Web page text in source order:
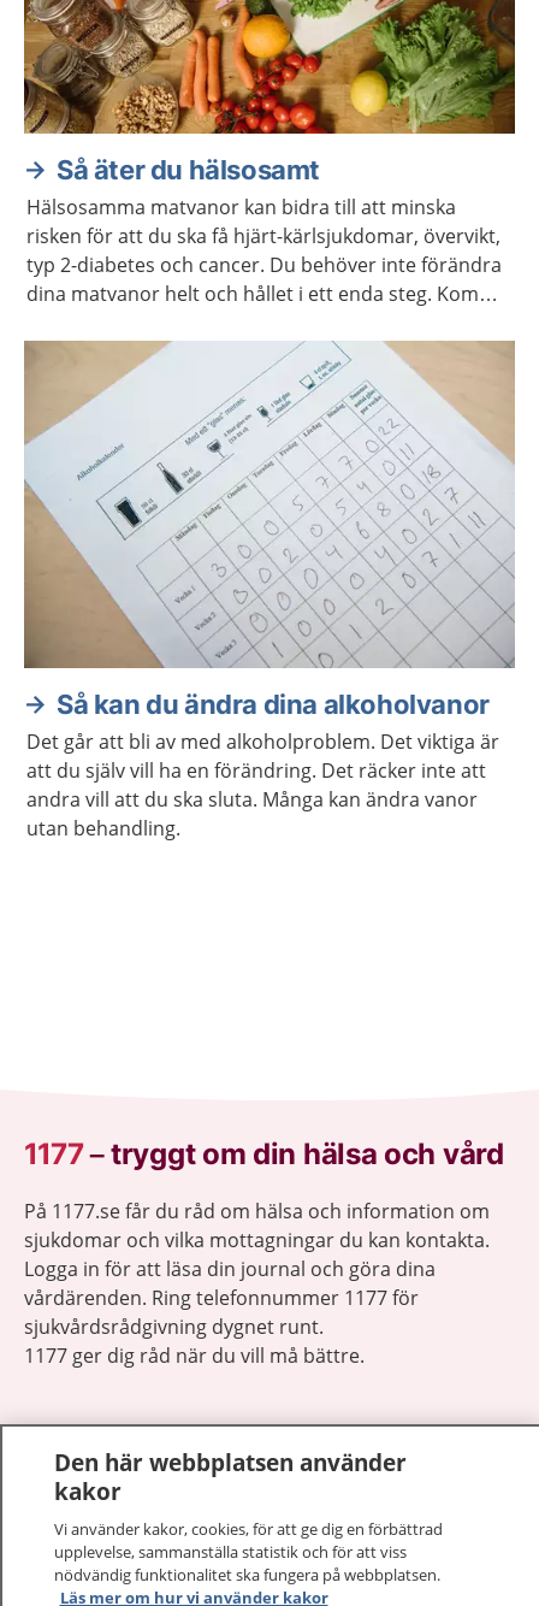
Så äter du hälsosamt
Hälsosamma matvanor kan bidra till att minska
risken för att du ska få hjärt-kärlsjukdomar, övervikt,
typ 2-diabetes och cancer. Du behöver inte förändra
dina matvanor helt och hållet i ett enda steg. Kom
Så kan du ändra dina alkoholvanor
Det går att bli av med alkoholproblem. Det viktiga är
att du själv vill ha en förändring. Det räcker inte att
andra vill att du ska sluta. Många kan ändra vanor
utan behandling.
1177–tryggt om din hälsa och vård
På 1177.se får du råd om hälsa och information om
sjukdomar och vilka mottagningar du kan kontakta.
Logga in för att läsa din journal och göra dina
vårdärenden. Ring telefonnummer 1177 för
sjukvårdsrådgivning dygnet runt.
1177 ger dig råd när du vill må bättre.
Om 1177
Den här webbplatsen använder
kakor
Vi använder kakor, cookies, för att ge dig en förbättrad
upplevelse, sammanställa statistik och för att viss
nödvändig funktionalitet ska fungera på webbplatsen.
Läs mer om hur vi använder kakor